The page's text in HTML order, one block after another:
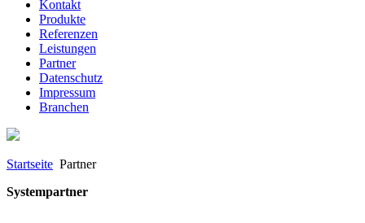
Kontakt
Produkte
Referenzen
Leistungen
Partner
Datenschutz
Impressum
Branchen
Startseite Partner
Systempartner